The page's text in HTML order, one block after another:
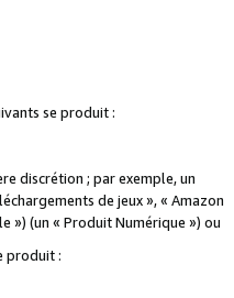
se produit :
discrétion ; par exemple, un
de jeux », « Amazon
») (un « Produit Numérique ») ou
produit :